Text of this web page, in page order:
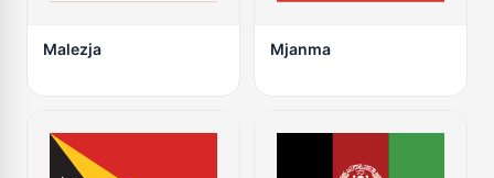
Malezja Mjanma